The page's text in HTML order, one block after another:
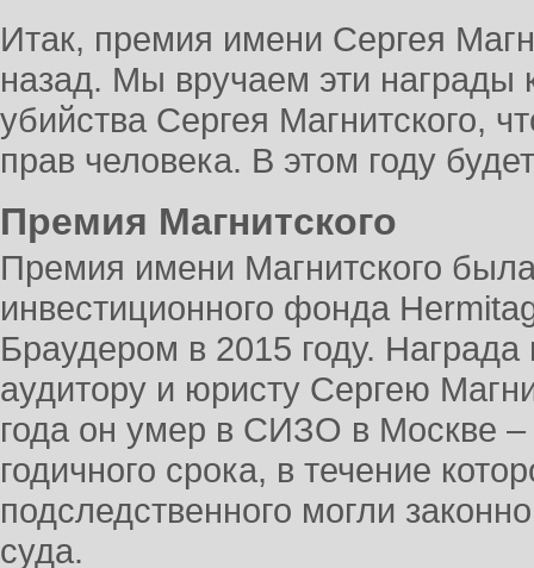
Итак, премия имени Сергея
назад. Мы вручаем эти награды
убийства Сергея Магнитского,
прав человека. В этом году
Премия Магнитского
Премия имени Магнитского
инвестиционного фонда
Браудером в 2015 году.
аудитору и юристу Сергею
года он умер в СИЗО в Москве –
годичного срока, в течение
подследственного могли
суда.